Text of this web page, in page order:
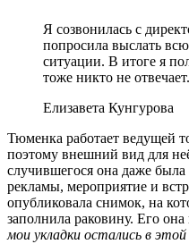
Я созвонилась с
попросила выслать
ситуации. В итоге я
тоже никто не отвечает.
Елизавета Кунгурова
Тюменка работает ведущей
поэтому внешний вид для
случившегося она даже
рекламы, мероприятие и
опубликовала снимок, на
заполнила раковину. Его
мои укладки остались в этой